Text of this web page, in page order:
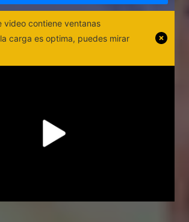
video contiene ventanas
carga es optima, puedes mirar